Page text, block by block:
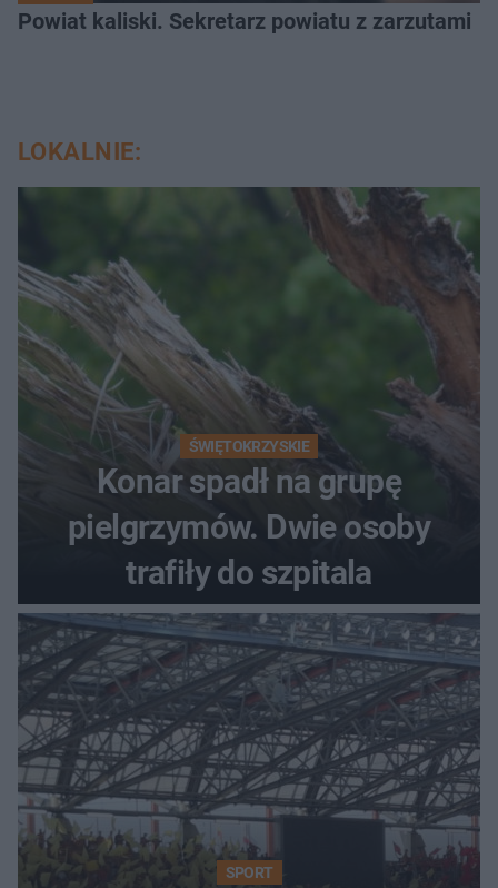
Powiat kaliski. Sekretarz powiatu z zarzutami
LOKALNIE:
ŚWIĘTOKRZYSKIE
Konar spadł na grupę
pielgrzymów. Dwie osoby
trafiły do szpitala
SPORT